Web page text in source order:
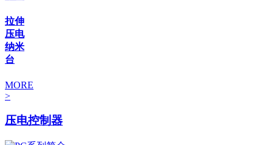
拉伸
压电
纳米
台
MORE
>
压电控制器